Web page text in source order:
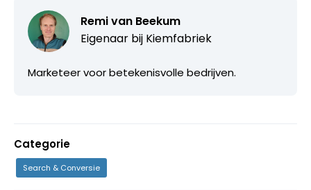
Remi van Beekum
Eigenaar bij Kiemfabriek
Marketeer voor betekenisvolle bedrijven.
Categorie
Search & Conversie